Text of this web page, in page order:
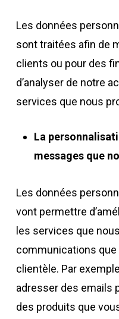
Les données
sont traitées afin de
clients ou pour des
d’analyser de notre
services que nous
La
messages que
Les données
vont permettre
les services que
communications
clientèle. Par
adresser des emails
des produits que